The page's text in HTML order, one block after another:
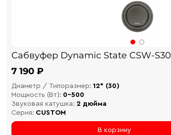
Сабвуфер Dynamic State CSW-S30
7 190 ₽
Диаметр / Типоразмер: 12* (30)
Мощность (Вт): 0-500
Звуковая катушка: 2 дюйма
Серия: CUSTOM
В корзину